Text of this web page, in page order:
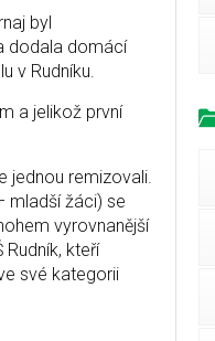
byl
dodala domácí
v Rudníku.
a jelikož první
jednou remizovali.
mladší žáci) se
vyrovnanější
kteří
své kategorii